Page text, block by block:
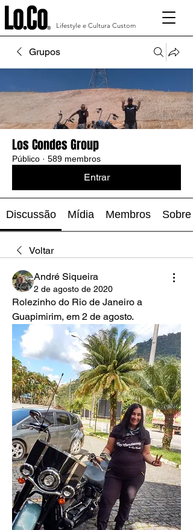
Lifestyle e Cultura Custom
Grupos
Los Condes Group
Público · 589 membros
Entrar
Discussão Mídia Membros Sobre
Voltar
André Siqueira
2 de agosto de 2020
Rolezinho do Rio de Janeiro a
Guapimirim, em 2 de agosto.